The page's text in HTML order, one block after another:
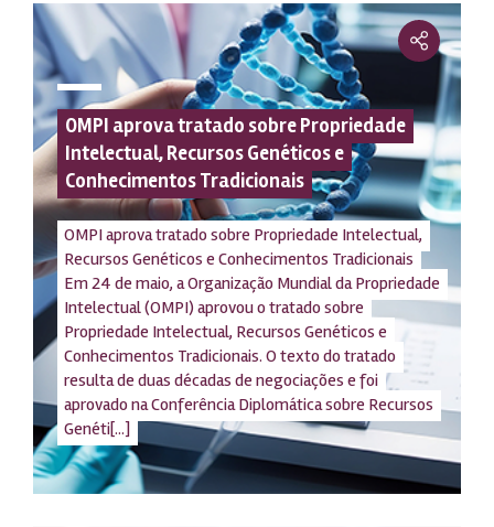
OMPI aprova tratado sobre Propriedade
Intelectual, Recursos Genéticos e
Conhecimentos Tradicionais
OMPI aprova tratado sobre Propriedade Intelectual,
Recursos Genéticos e Conhecimentos Tradicionais
Em 24 de maio, a Organização Mundial da Propriedade
Intelectual (OMPI) aprovou o tratado sobre
Propriedade Intelectual, Recursos Genéticos e
Conhecimentos Tradicionais. O texto do tratado
resulta de duas décadas de negociações e foi
aprovado na Conferência Diplomática sobre Recursos
Genéti[...]